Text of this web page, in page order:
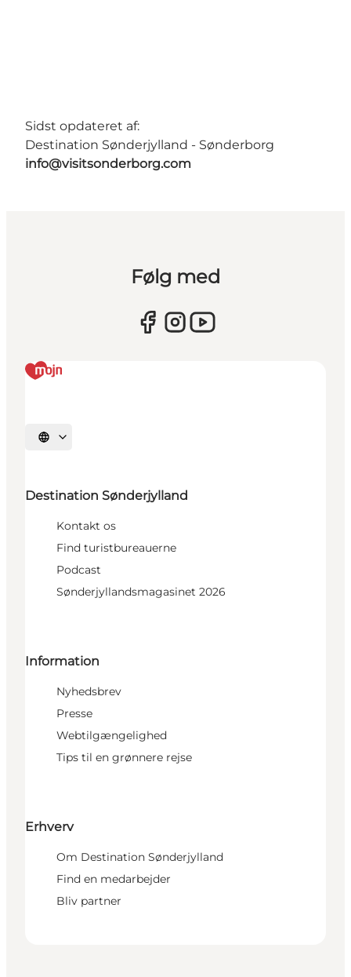
Sidst opdateret af:
Destination Sønderjylland - Sønderborg
info@visitsonderborg.com
Følg med
Vælg sprog
Destination Sønderjylland
Kontakt os
Find turistbureauerne
Podcast
Sønderjyllandsmagasinet 2026
Information
Nyhedsbrev
Presse
Webtilgængelighed
Tips til en grønnere rejse
Erhverv
Om Destination Sønderjylland
Find en medarbejder
Bliv partner